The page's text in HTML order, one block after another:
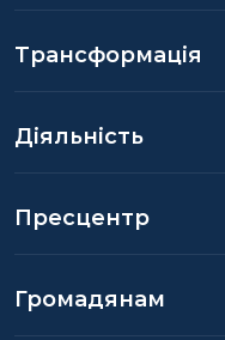
Трансформація
Діяльність
Пресцентр
Громадянам